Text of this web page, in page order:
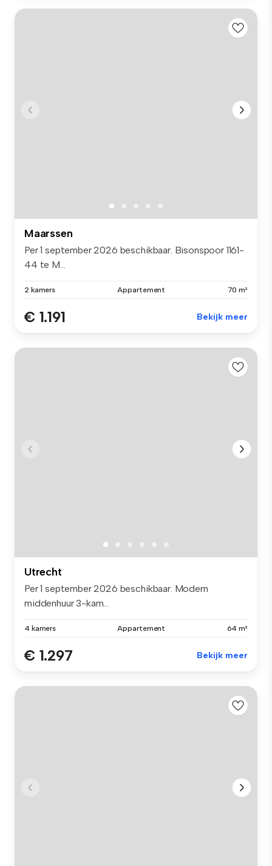
Maarssen
Per 1 september 2026 beschikbaar. Bisonspoor 1161-
44 te M...
2 kamers Appartement 70 m²
€ 1.191 Bekijk meer
Utrecht
Per 1 september 2026 beschikbaar. Modern
middenhuur 3-kam...
4 kamers Appartement 64 m²
€ 1.297 Bekijk meer